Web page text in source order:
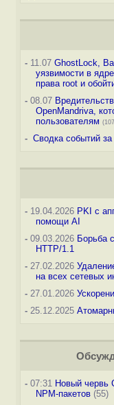
-11.07 GhostLock,
уязвимости в
права root и
-08.07
OpenMandriva,
пользователям
- Сводка событий за
-19.04.2026 PKI с
помощи AI
-09.03.2026 Борьба
HTTP/1.1
-27.02.2026
на всех сетевых
-27.01.2026
-25.12.2025
-07:31 Новый червь
NPM-пакетов(55)